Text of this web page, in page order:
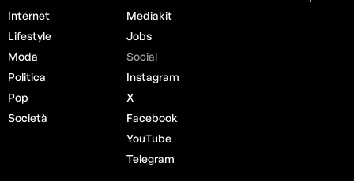
Internet
Lifestyle
Moda
Politica
Pop
Società
Mediakit
Jobs
Social
Instagram
X
Facebook
YouTube
Telegram